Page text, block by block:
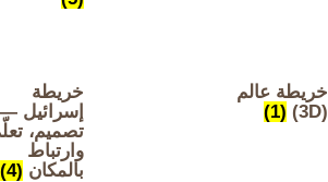
عالم
(1)
خريطة
إسرائيل —
تصميم، تعلّم
وارتباط
بالمكان(4)